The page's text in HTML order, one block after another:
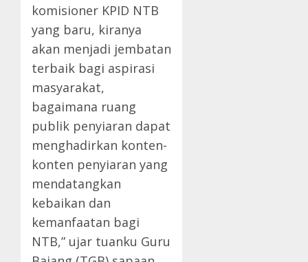
komisioner KPID NTB
yang baru, kiranya
akan menjadi jembatan
terbaik bagi aspirasi
masyarakat,
bagaimana ruang
publik penyiaran dapat
menghadirkan konten-
konten penyiaran yang
mendatangkan
kebaikan dan
kemanfaatan bagi
NTB,” ujar tuanku Guru